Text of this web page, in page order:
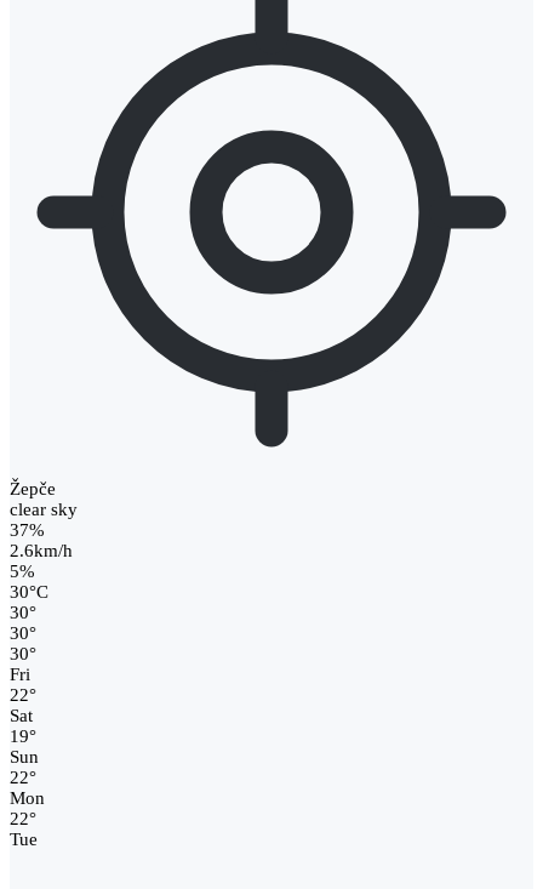
Žepče
clear sky
37%
2.6km/h
5%
30°C
30°
30°
30°
Fri
22°
Sat
19°
Sun
22°
Mon
22°
Tue